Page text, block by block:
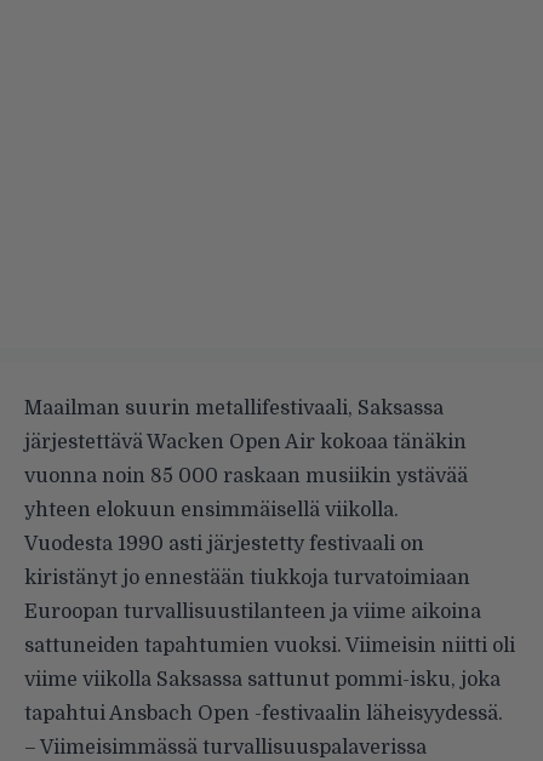
Maailman suurin metallifestivaali, Saksassa
järjestettävä Wacken Open Air kokoaa tänäkin
vuonna noin 85 000 raskaan musiikin ystävää
yhteen elokuun ensimmäisellä viikolla.
Vuodesta 1990 asti järjestetty festivaali on
kiristänyt jo ennestään tiukkoja turvatoimiaan
Euroopan turvallisuustilanteen ja viime aikoina
sattuneiden tapahtumien vuoksi. Viimeisin niitti oli
viime viikolla Saksassa sattunut pommi-isku, joka
tapahtui Ansbach Open -festivaalin läheisyydessä.
– Viimeisimmässä turvallisuuspalaverissa